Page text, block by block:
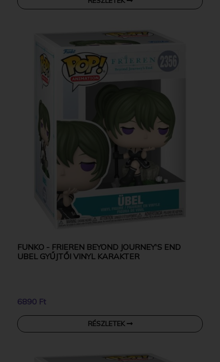
FUNKO - FRIEREN BEYOND JOURNEY'S END
UBEL GYŰJTŐI VINYL KARAKTER
6890 Ft
RÉSZLETEK